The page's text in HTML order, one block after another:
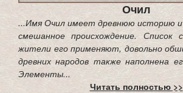
Очил
...Имя Очил имеет древнюю историю
смешанное происхождение. Список
жители его применяют, довольно
древних народов также наполнена
Элементы...
Читать полностью >>